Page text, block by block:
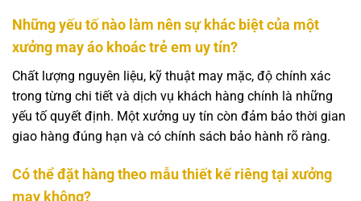
Những yếu tố nào làm nên sự khác biệt của một
xưởng may áo khoác trẻ em uy tín?
Chất lượng nguyên liệu, kỹ thuật may mặc, độ chính xác
trong từng chi tiết và dịch vụ khách hàng chính là những
yếu tố quyết định. Một xưởng uy tín còn đảm bảo thời gian
giao hàng đúng hạn và có chính sách bảo hành rõ ràng.
Có thể đặt hàng theo mẫu thiết kế riêng tại xưởng
may không?